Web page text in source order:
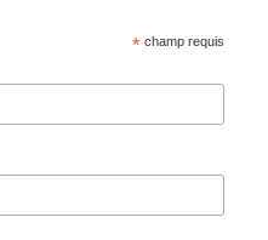
* champ requis